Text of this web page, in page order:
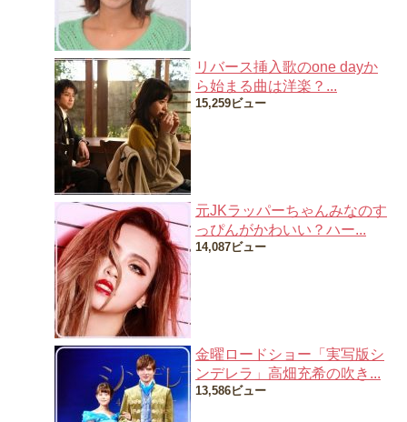
リバース挿入歌のone dayか
ら始まる曲は洋楽？...
15,259ビュー
元JKラッパーちゃんみなのす
っぴんがかわいい？ハー...
14,087ビュー
金曜ロードショー「実写版シ
ンデレラ」高畑充希の吹き...
13,586ビュー